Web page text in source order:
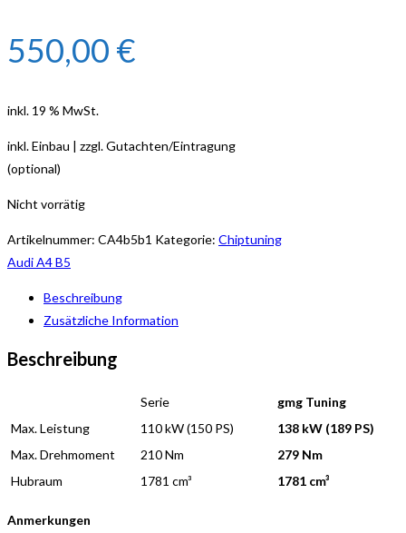
550,00 €
inkl. 19 % MwSt.
inkl. Einbau | zzgl. Gutachten/Eintragung
(optional)
Nicht vorrätig
Artikelnummer: CA4b5b1 Kategorie: Chiptuning
Audi A4 B5
Beschreibung
Zusätzliche Information
Beschreibung
Serie
gmg Tuning
Max. Leistung
110 kW (150 PS)
138 kW (189 PS)
Max. Drehmoment
210 Nm
279 Nm
Hubraum
1781 cm³ 1781 cm³
Anmerkungen